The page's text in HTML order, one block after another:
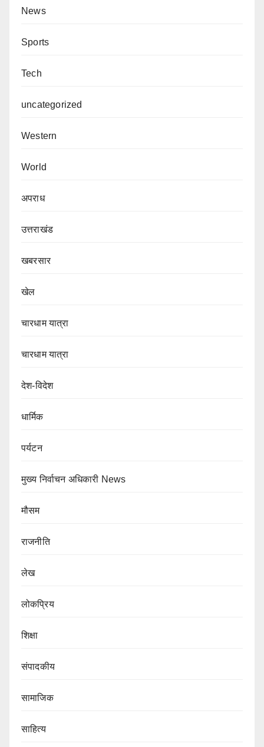
News
Sports
Tech
uncategorized
Western
World
अपराध
उत्तराखंड
खबरसार
खेल
चारधाम यात्रा
चारधाम यात्रा
देश-विदेश
धार्मिक
पर्यटन
मुख्य निर्वाचन अधिकारी News
मौसम
राजनीति
लेख
लोकप्रिय
शिक्षा
संपादकीय
सामाजिक
साहित्य